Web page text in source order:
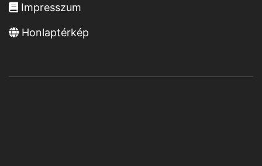
Impresszum
Honlaptérkép